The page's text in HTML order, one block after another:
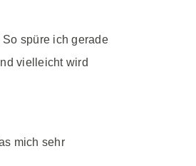
So spüre ich gerade
vielleicht wird
mich sehr